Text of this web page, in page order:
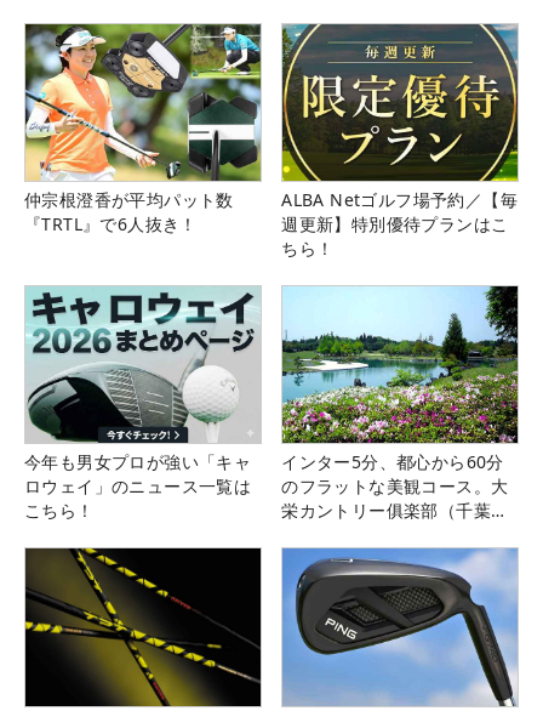
仲宗根澄香が平均パット数
『TRTL』で6人抜き！
ALBA Netゴルフ場予約／【毎
週更新】特別優待プランはこ
ちら！
今年も男女プロが強い「キャ
ロウェイ」のニュース一覧は
こちら！
インター5分、都心から60分
のフラットな美観コース。大
栄カントリー俱楽部（千葉